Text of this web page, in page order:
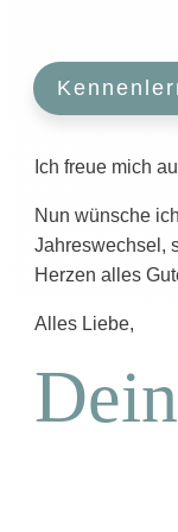
Ich freue mich
Nun wünsche
Jahreswechsel,
Herzen alles
Alles Liebe,